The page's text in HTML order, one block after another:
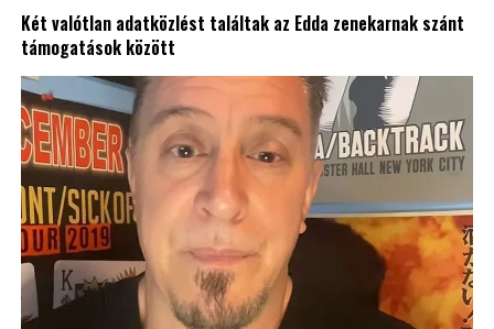
Két valótlan adatközlést találtak az Edda zenekarnak szánt
támogatások között